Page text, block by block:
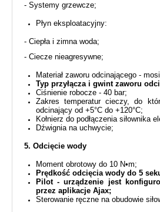
- Systemy grzewcze;
Płyn eksploatacyjny:
- Ciepła i zimna woda;
- Ciecze nieagresywne;
Materiał zaworu odcinającego -
Typ przyłącza i gwint zaworu
Ciśnienie robocze - 40 bar;
Zakres temperatur cieczy, do
odcinający od +5°C do +120°C;
Kołnierz do podłączenia siłownika
Dźwignia na uchwycie;
5. Odcięcie wody
Moment obrotowy do 10 N•m;
Prędkość odcięcia wody do 5
Pilot - urządzenie jest
przez aplikacje Ajax;
Sterowanie ręczne na obudowie